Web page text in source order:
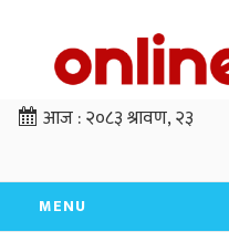
आज :२०८३ श्रावण, २३
MENU